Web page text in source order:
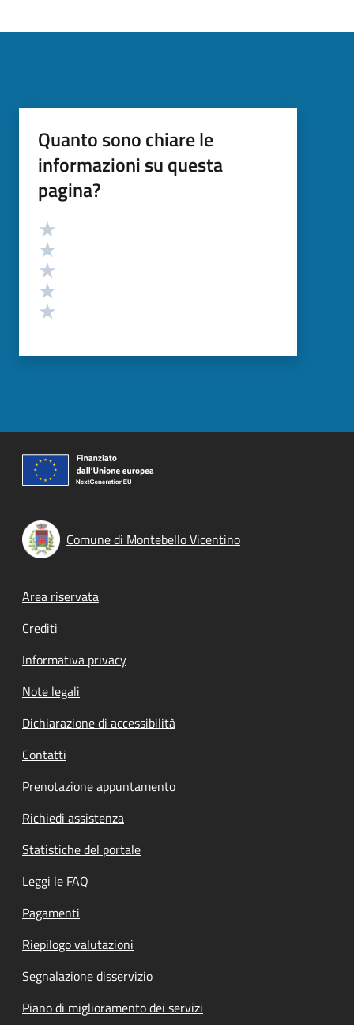
Quanto sono chiare le
informazioni su questa
pagina?
Valutazione
Comune di Montebello Vicentino
Footer menu
Area riservata
Crediti
Informativa privacy
Note legali
Dichiarazione di accessibilità
Contatti
Prenotazione appuntamento
Richiedi assistenza
Statistiche del portale
Leggi le FAQ
Pagamenti
Riepilogo valutazioni
Segnalazione disservizio
Piano di miglioramento dei servizi